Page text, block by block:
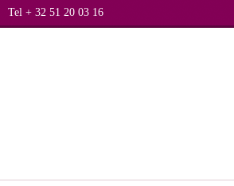
Tel + 32 51 20 03 16